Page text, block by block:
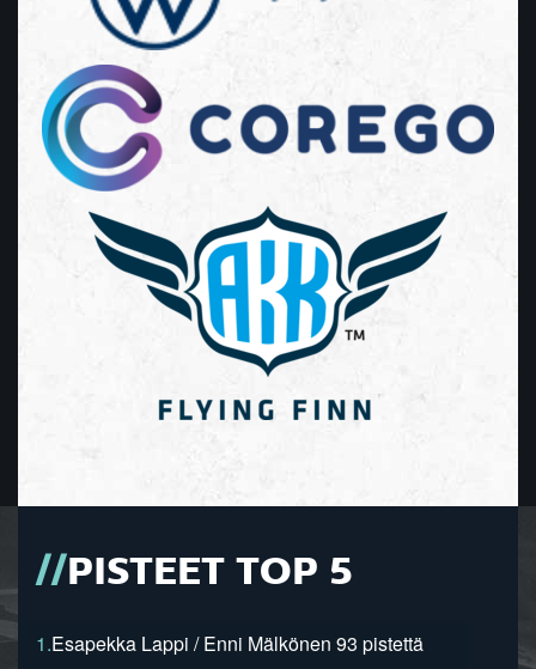
PISTEET TOP 5
1.Esapekka Lappi / Enni Mälkönen 93 pistettä